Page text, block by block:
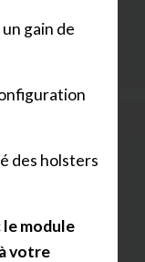
gain de
des holsters
module
votre